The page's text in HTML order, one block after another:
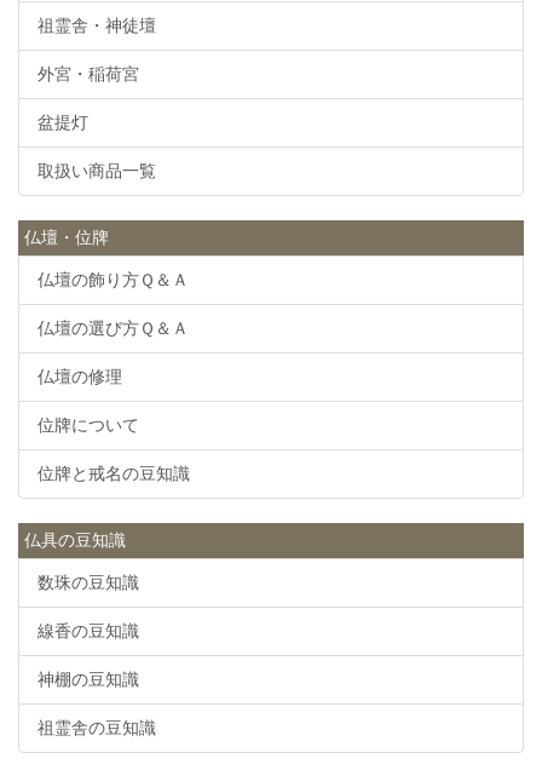
祖霊舎・神徒壇
外宮・稲荷宮
盆提灯
取扱い商品一覧
仏壇・位牌
仏壇の飾り方Ｑ＆Ａ
仏壇の選び方Ｑ＆Ａ
仏壇の修理
位牌について
位牌と戒名の豆知識
仏具の豆知識
数珠の豆知識
線香の豆知識
神棚の豆知識
祖霊舎の豆知識